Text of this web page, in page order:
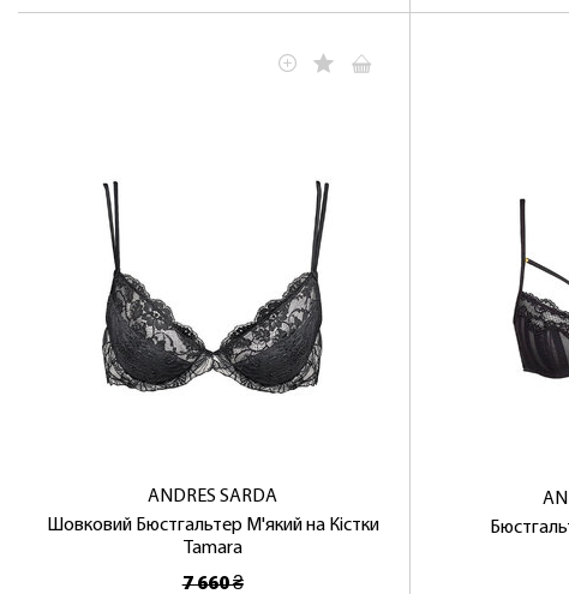
ANDRES SARDA
Шовковий Бюстгальтер М'який на Кістки
Tamara
7 660 ₴